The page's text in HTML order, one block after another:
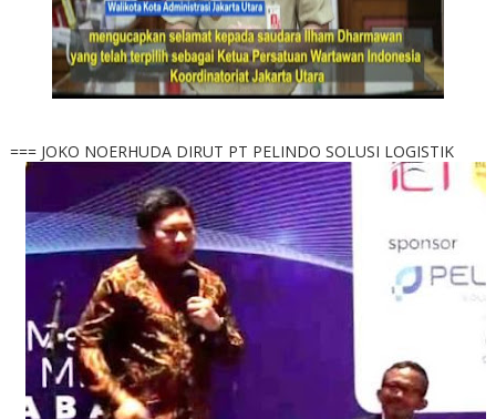
=== JOKO NOERHUDA DIRUT PT PELINDO SOLUSI LOGISTIK